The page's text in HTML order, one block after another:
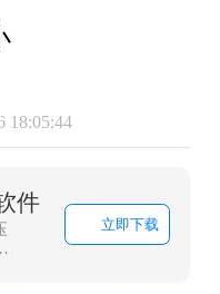
18:05:44
件
立即下载